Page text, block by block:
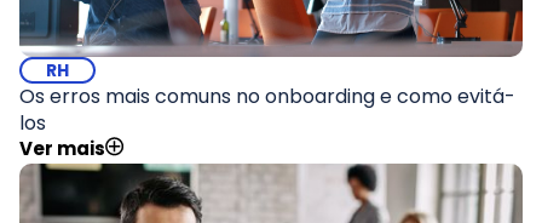
RH
Os erros mais comuns no onboarding e como evitá-
los
Ver mais